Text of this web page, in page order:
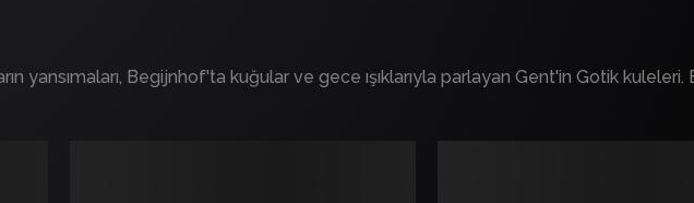
yansımaları, Begijnhof'ta kuğular ve gece ışıklarıyla parlayan Gent'in Gotik